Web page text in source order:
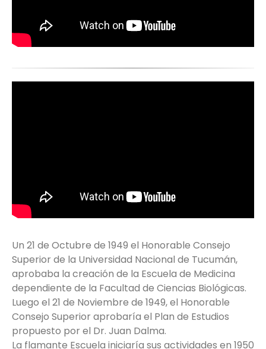
Un 21 de Octubre de 1949 el Honorable Consejo
Superior de la Universidad Nacional de Tucumán,
aprobaba la creación de la Escuela de Medicina
dependiente de la Facultad de Ciencias Biológicas.
Luego el 21 de Noviembre de 1949, el Honorable
Consejo Superior aprobaría el Plan de Estudios
propuesto por el Dr. Juan Dalma.
La flamante Escuela iniciaría sus actividades en 1950